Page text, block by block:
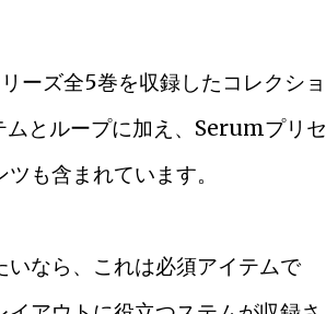
ズ全5巻を収録したコレクショ
とループに加え、Serumプリセ
も含まれています。
なら、これは必須アイテムで